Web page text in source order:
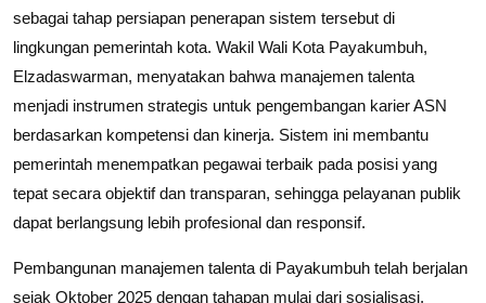
sebagai tahap persiapan penerapan sistem tersebut di
lingkungan pemerintah kota. Wakil Wali Kota Payakumbuh,
Elzadaswarman, menyatakan bahwa manajemen talenta
menjadi instrumen strategis untuk pengembangan karier ASN
berdasarkan kompetensi dan kinerja. Sistem ini membantu
pemerintah menempatkan pegawai terbaik pada posisi yang
tepat secara objektif dan transparan, sehingga pelayanan publik
dapat berlangsung lebih profesional dan responsif.
Pembangunan manajemen talenta di Payakumbuh telah berjalan
sejak Oktober 2025 dengan tahapan mulai dari sosialisasi,